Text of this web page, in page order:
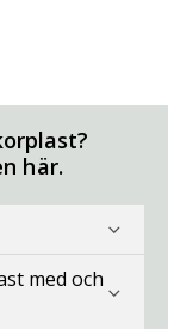
här.
med och